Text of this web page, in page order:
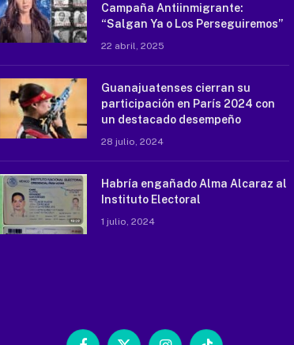
Campaña Antiinmigrante:
“Salgan Ya o Los Perseguiremos”
22 abril, 2025
Guanajuatenses cierran su
participación en París 2024 con
un destacado desempeño
28 julio, 2024
Habría engañado Alma Alcaraz al
Instituto Electoral
1 julio, 2024